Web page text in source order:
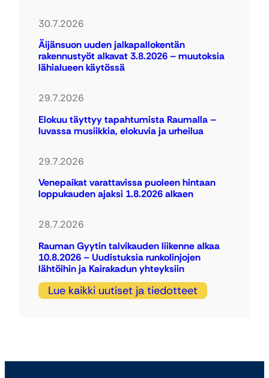
30.7.2026
Äijänsuon uuden jalkapallokentän
rakennustyöt alkavat 3.8.2026 – muutoksia
lähialueen käytössä
29.7.2026
Elokuu täyttyy tapahtumista Raumalla –
luvassa musiikkia, elokuvia ja urheilua
29.7.2026
Venepaikat varattavissa puoleen hintaan
loppukauden ajaksi 1.8.2026 alkaen
28.7.2026
Rauman Gyytin talvikauden liikenne alkaa
10.8.2026 – Uudistuksia runkolinjojen
lähtöihin ja Kairakadun yhteyksiin
Lue kaikki uutiset ja tiedotteet